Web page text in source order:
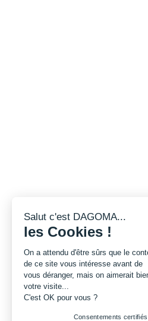
Salut c'est DAGOMA...
les Cookies !
On a attendu d'être sûrs que le
de ce site vous intéresse avant de
vous déranger, mais on aimerait
votre visite...
C'est OK pour vous ?
Consentements